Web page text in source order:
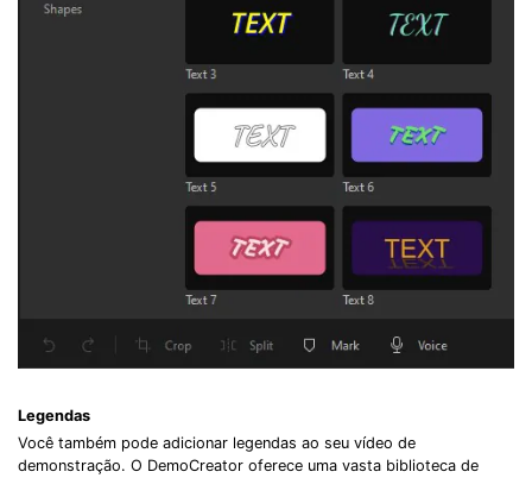
Legendas
Você também pode adicionar legendas ao seu vídeo de
demonstração. O DemoCreator oferece uma vasta biblioteca de